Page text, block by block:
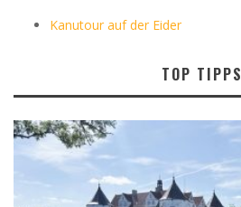
Kanutour auf der Eider
TOP TIPPS